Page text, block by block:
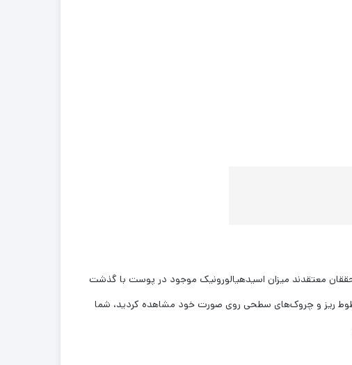
معتقدند میزان اسیدهیالورونیک موجود در پوست با گذشت
ریز و چروک‌های سطحی روی صورت خود مشاهده کردید، شما